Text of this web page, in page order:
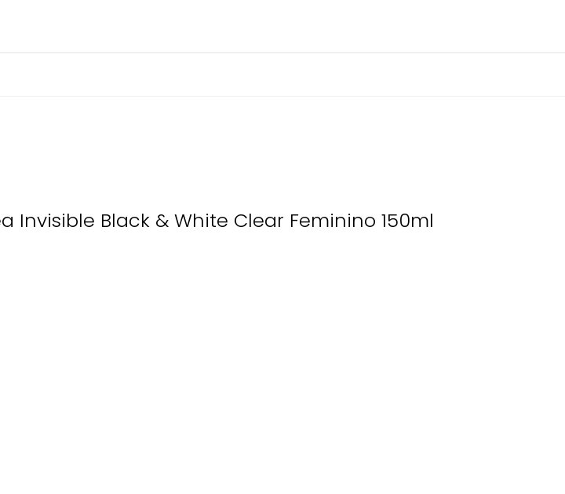
Black & White Clear Feminino 150ml